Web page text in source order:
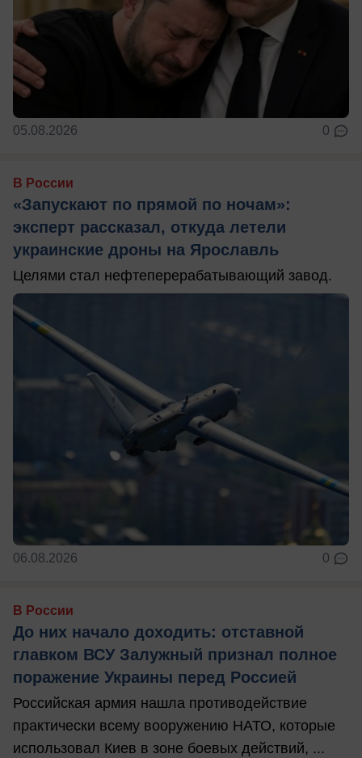
05.08.2026 0
В России
«Запускают по прямой по ночам»:
эксперт рассказал, откуда летели
украинские дроны на Ярославль
Целями стал нефтеперерабатывающий завод.
06.08.2026 0
В России
До них начало доходить: отставной
главком ВСУ Залужный признал полное
поражение Украины перед Россией
Российская армия нашла противодействие
практически всему вооружению НАТО, которые
использовал Киев в зоне боевых действий, ...